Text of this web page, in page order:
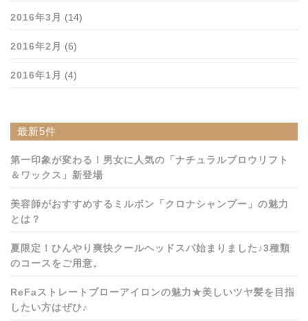
2016年3月 (14)
2016年2月 (6)
2016年1月 (4)
最新5件
第一印象が変わる！男女に人気の「ナチュラルブロウリフト
＆ワックス」新登場
美容師がおすすめするミルボン「クロナシャンプー」の魅力
とは？
夏限定！ひんやり爽快クールヘッドスパ始まりました♪3種類
のコースをご用意。
ReFaストレートブローアイロンの魅力★美しいツヤ髪を目指
したい方はぜひ♪